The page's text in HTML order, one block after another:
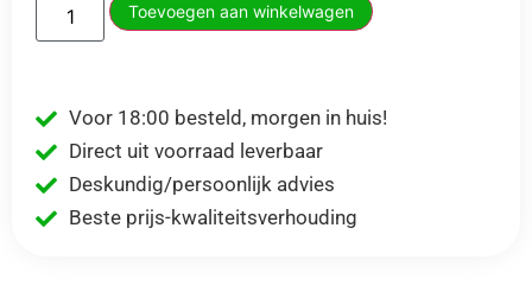
Toevoegen aan winkelwagen
Voor 18:00 besteld, morgen in huis!
Direct uit voorraad leverbaar
Deskundig/persoonlijk advies
Beste prijs-kwaliteitsverhouding